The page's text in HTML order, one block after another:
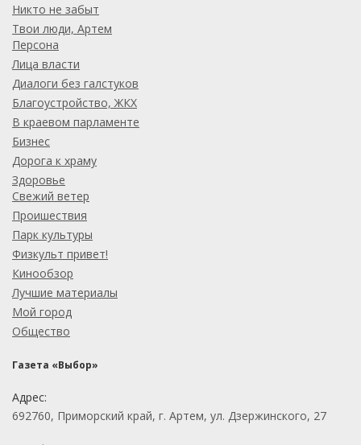
Никто не забыт
Твои люди, Артем
Персона
Лица власти
Диалоги без галстуков
Благоустройство, ЖКХ
В краевом парламенте
Бизнес
Дорога к храму
Здоровье
Свежий ветер
Проишествия
Парк культуры
Физкульт привет!
Кинообзор
Лучшие материалы
Мой город
Общество
Газета «Выбор»
Адрес:
692760, Приморский край, г. Артем, ул. Дзержинского, 27